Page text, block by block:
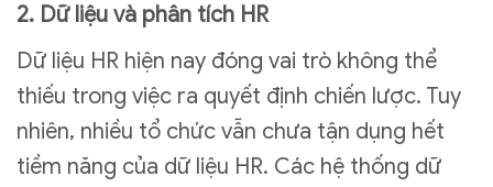
2. Dữ liệu và phân tích HR
Dữ liệu HR hiện nay đóng vai trò không thể
thiếu trong việc ra quyết định chiến lược. Tuy
nhiên, nhiều tổ chức vẫn chưa tận dụng hết
tiềm năng của dữ liệu HR. Các hệ thống dữ